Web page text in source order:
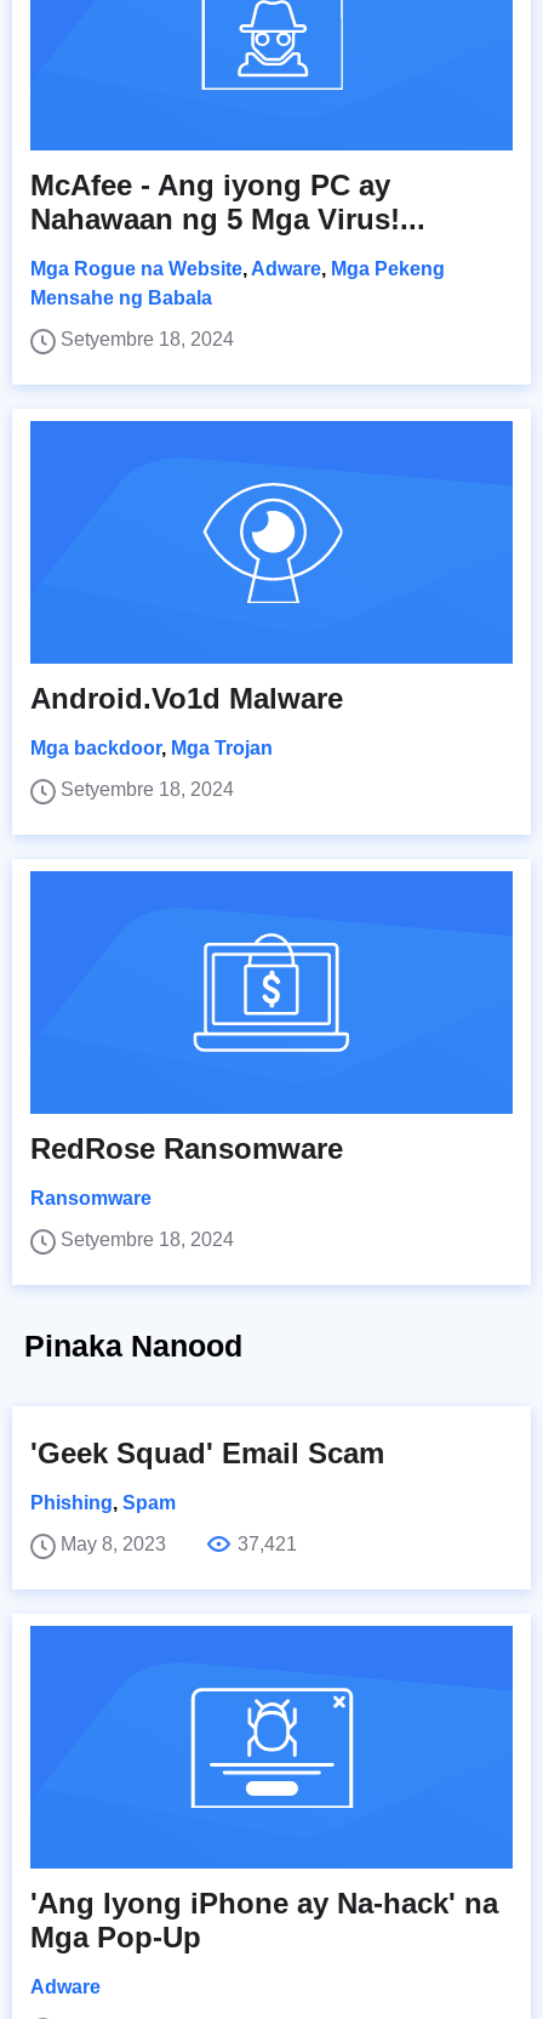
McAfee - Ang iyong PC ay
Nahawaan ng 5 Mga Virus!...
Mga Rogue na Website, Adware, Mga Pekeng
Mensahe ng Babala
Setyembre 18, 2024
Android.Vo1d Malware
Mga backdoor, Mga Trojan
Setyembre 18, 2024
RedRose Ransomware
Ransomware
Setyembre 18, 2024
Pinaka Nanood
'Geek Squad' Email Scam
Phishing, Spam
May 8, 2023
37,421
'Ang Iyong iPhone ay Na-hack' na
Mga Pop-Up
Adware